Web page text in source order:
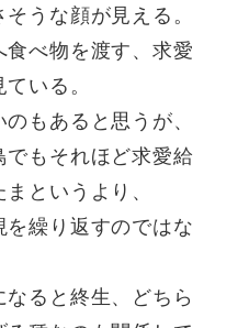
うな顔が見える。
べ物を渡す、求愛
いる。
もあると思うが、
もそれほど求愛給
というより、
繰り返すのではな
ると終生、どちら